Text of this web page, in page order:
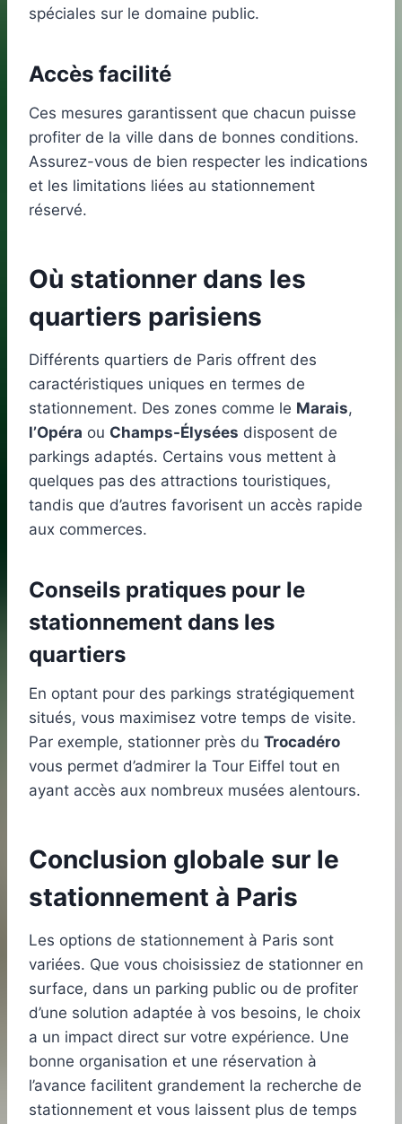
spéciales sur le domaine public.
Accès facilité
Ces mesures garantissent que chacun puisse
profiter de la ville dans de bonnes conditions.
Assurez-vous de bien respecter les indications
et les limitations liées au stationnement
réservé.
Où stationner dans les
quartiers parisiens
Différents quartiers de Paris offrent des
caractéristiques uniques en termes de
stationnement. Des zones comme le Marais,
l’Opéra ou Champs-Élysées disposent de
parkings adaptés. Certains vous mettent à
quelques pas des attractions touristiques,
tandis que d’autres favorisent un accès rapide
aux commerces.
Conseils pratiques pour le
stationnement dans les
quartiers
En optant pour des parkings stratégiquement
situés, vous maximisez votre temps de visite.
Par exemple, stationner près du Trocadéro
vous permet d’admirer la Tour Eiffel tout en
ayant accès aux nombreux musées alentours.
Conclusion globale sur le
stationnement à Paris
Les options de stationnement à Paris sont
variées. Que vous choisissiez de stationner en
surface, dans un parking public ou de profiter
d’une solution adaptée à vos besoins, le choix
a un impact direct sur votre expérience. Une
bonne organisation et une réservation à
l’avance facilitent grandement la recherche de
stationnement et vous laissent plus de temps